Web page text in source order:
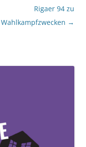
Rigaer 94 zu
Wahlkampfzwecken →